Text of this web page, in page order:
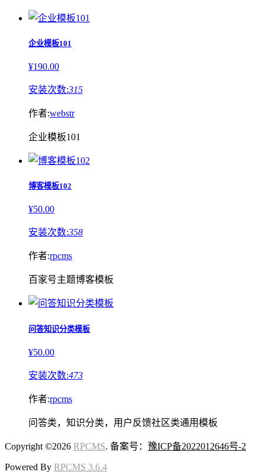
企业模板101
¥190.00
安装次数:315
作者:webstr
企业模板101
博客模板102
¥50.00
安装次数:358
作者:rpcms
百家号主题博客模板
问答知识分类模板
¥50.00
安装次数:473
作者:rpcms
问答类，知识分类，用户反馈社区类通用模板
Copyright ©2026 RPCMS. 备案号： 豫ICP备2022012646号-2
Powered By RPCMS 3.6.4